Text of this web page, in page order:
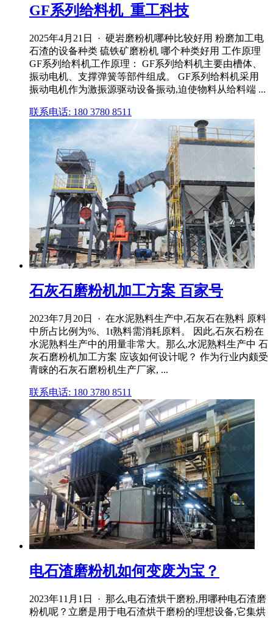
GF系列给料机_重工科技
2025年4月21日 · 硬岩磨粉机哪种比较好用 粉磨加工电
石渣的设备种类 硫铁矿磨粉机 哪个种类好用 工作原理
GF系列给料机工作原理： GF系列给料机主要由槽体、
振动电机、支撑弹簧等部件组成。 GF系列给料机采用
振动电机作为激振源驱动设备振动,迫使物料从给料端 ...
联系电话: 180 3780 8511
石灰石磨粉机加工方案 百家号
2023年7月20日 · 在水泥熟料生产中,石灰石在熟料 原料
中所占比例为%、1t熟料需消耗原料。 因此,石灰石粉在
水泥熟料生产中的用量非常大。那么,水泥熟料生产中 石
灰石磨粉机加工方案 应该如何设计呢？ 作为行业内颇受
青睐的石灰石磨粉机生产厂家, ...
联系电话: 180 3780 8511
电石渣磨粉机如何变废为宝？
2023年11月1日 · 那么,电石渣烘干磨粉,用哪种电石渣磨
粉机呢？立磨是用于电石渣烘干磨粉的理想设备,它集烘